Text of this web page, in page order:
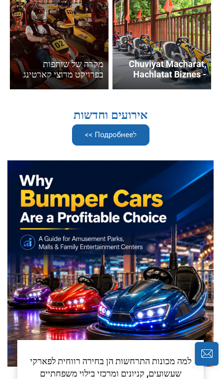
Chuviyat Macharat,
Hachlatat Biznes -
Miktsei Shutfut Bein
מקרה של שותפות
בפרויקט מרוצי קארטינג
Speed Park: יישום מלא
אירועים וחדשות
לПодробнее >>
למה מכונות התרחשות הן בחירה רווחית לפארקי
שעשועים, קניונים ומרכזי בילוי משפחתיים